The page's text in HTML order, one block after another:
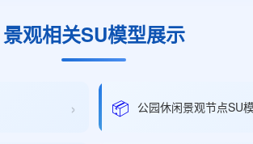
景观相关SU模型展示
› 📦 公园休闲景观节点SU